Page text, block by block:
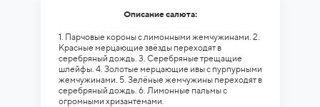
Описание салюта:
1. Парчовые короны с лимонными жемчужинами. 2.
Красные мерцающие звёзды переходят в
серебряный дождь. 3. Серебряные трещащие
шлейфы. 4. Золотые мерцающие ивы с пурпурными
жемчужинами. 5. Зелёные жемчужины переходят в
серебряный дождь. 6. Лимонные пальмы с
огромными хризантемами.